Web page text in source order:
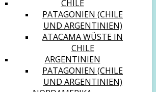
CHILE
PATAGONIEN (CHILE
UND ARGENTINIEN)
ATACAMA WÜSTE IN
CHILE
ARGENTINIEN
PATAGONIEN (CHILE
UND ARGENTINIEN)